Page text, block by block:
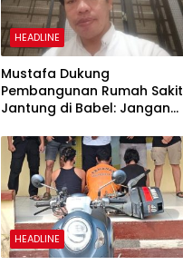
HEADLINE
Mustafa Dukung
Pembangunan Rumah Sakit
Jantung di Babel: Jangan
Daerah
HEADLINE